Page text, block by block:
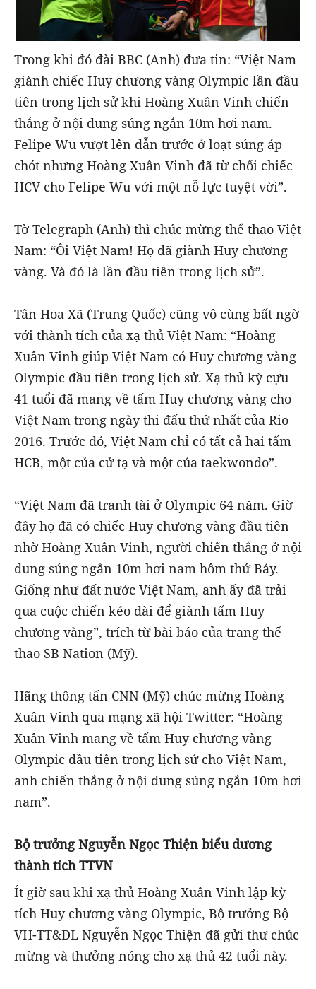
Trong khi đó đài BBC (Anh) đưa tin: “Việt Nam
giành chiếc Huy chương vàng Olympic lần đầu
tiên trong lịch sử khi Hoàng Xuân Vinh chiến
thắng ở nội dung súng ngắn 10m hơi nam.
Felipe Wu vượt lên dẫn trước ở loạt súng áp
chót nhưng Hoàng Xuân Vinh đã từ chối chiếc
HCV cho Felipe Wu với một nỗ lực tuyệt vời”.
Tờ Telegraph (Anh) thì chúc mừng thể thao Việt
Nam: “Ôi Việt Nam! Họ đã giành Huy chương
vàng. Và đó là lần đầu tiên trong lịch sử”.
Tân Hoa Xã (Trung Quốc) cũng vô cùng bất ngờ
với thành tích của xạ thủ Việt Nam: “Hoàng
Xuân Vinh giúp Việt Nam có Huy chương vàng
Olympic đầu tiên trong lịch sử. Xạ thủ kỳ cựu
41 tuổi đã mang về tấm Huy chương vàng cho
Việt Nam trong ngày thi đấu thứ nhất của Rio
2016. Trước đó, Việt Nam chỉ có tất cả hai tấm
HCB, một của cử tạ và một của taekwondo”.
“Việt Nam đã tranh tài ở Olympic 64 năm. Giờ
đây họ đã có chiếc Huy chương vàng đầu tiên
nhờ Hoàng Xuân Vinh, người chiến thắng ở nội
dung súng ngắn 10m hơi nam hôm thứ Bảy.
Giống như đất nước Việt Nam, anh ấy đã trải
qua cuộc chiến kéo dài để giành tấm Huy
chương vàng”, trích từ bài báo của trang thể
thao SB Nation (Mỹ).
Hãng thông tấn CNN (Mỹ) chúc mừng Hoàng
Xuân Vinh qua mạng xã hội Twitter: “Hoàng
Xuân Vinh mang về tấm Huy chương vàng
Olympic đầu tiên trong lịch sử cho Việt Nam,
anh chiến thắng ở nội dung súng ngắn 10m hơi
nam”.
Bộ trưởng Nguyễn Ngọc Thiện biểu dương
thành tích TTVN
Ít giờ sau khi xạ thủ Hoàng Xuân Vinh lập kỳ
tích Huy chương vàng Olympic, Bộ trưởng Bộ
VH-TT&DL Nguyễn Ngọc Thiện đã gửi thư chúc
mừng và thưởng nóng cho xạ thủ 42 tuổi này.